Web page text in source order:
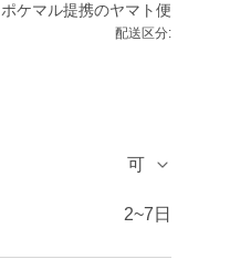
ポケマル提携のヤマト便
配送区分:
可
2~7日